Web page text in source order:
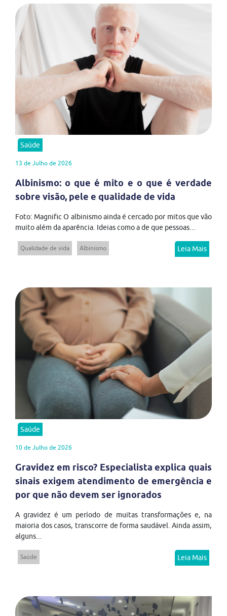
Saúde
13 de Julho de 2026
Albinismo: o que é mito e o que é verdade
sobre visão, pele e qualidade de vida
Foto: Magnific O albinismo ainda é cercado por mitos que vão
muito além da aparência. Ideias como a de que pessoas...
Qualidade de vida Albinismo Leia Mais
Saúde
10 de Julho de 2026
Gravidez em risco? Especialista explica quais
sinais exigem atendimento de emergência e
por que não devem ser ignorados
A gravidez é um período de muitas transformações e, na
maioria dos casos, transcorre de forma saudável. Ainda assim,
alguns...
Saúde Leia Mais